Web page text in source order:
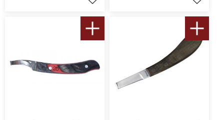
Lägg till i favoriter Lägg